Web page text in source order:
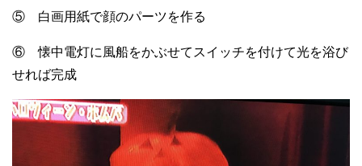
⑤ 白画用紙で顔のパーツを作る
⑥ 懐中電灯に風船をかぶせてスイッチを付けて光を浴び
せれば完成